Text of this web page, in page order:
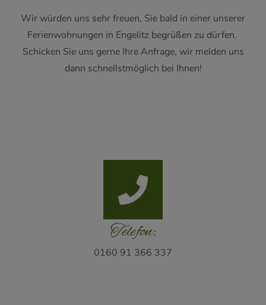
Wir würden uns sehr freuen, Sie bald in einer unserer
Ferienwohnungen in Engelitz begrüßen zu dürfen.
Schicken Sie uns gerne Ihre Anfrage, wir melden uns
dann schnellstmöglich bei Ihnen!
Telefon:
0160 91 366 337